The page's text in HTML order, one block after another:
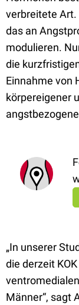
verbreitete Art.
das an
modulieren.
die
Einnahme von
körpereigener
„In unserer
die derzeit
ventromedialen
Männer“, sagt